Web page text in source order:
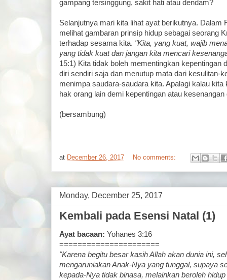
gampang tersinggung, sakit hati atau dendam?
Selanjutnya mari kita lihat ayat berikutnya. Dalam
melihat gambaran prinsip hidup sebagai seorang
terhadap sesama kita. "Kita, yang kuat, wajib
yang tidak kuat dan jangan kita mencari
15:1) Kita tidak boleh mementingkan kepentingan
diri sendiri saja dan menutup mata dari kesulitan-
menimpa saudara-saudara kita. Apalagi kalau
hak orang lain demi kepentingan atau kesenangan
(bersambung)
at December 26, 2017 No comments:
Monday, December 25, 2017
Kembali pada Esensi Natal (1)
Ayat bacaan: Yohanes 3:16
======================
"Karena begitu besar kasih Allah akan dunia ini,
mengaruniakan Anak-Nya yang tunggal, supaya
kepada-Nya tidak binasa, melainkan beroleh